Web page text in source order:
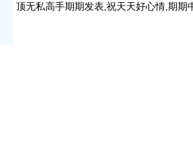
顶无私高手期期发表,祝天天好心情,期期